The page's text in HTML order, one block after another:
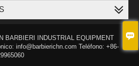

BARBIERI INDUSTRIAL EQUIPMENT
info@barbierichn.com Teléfono: +86-